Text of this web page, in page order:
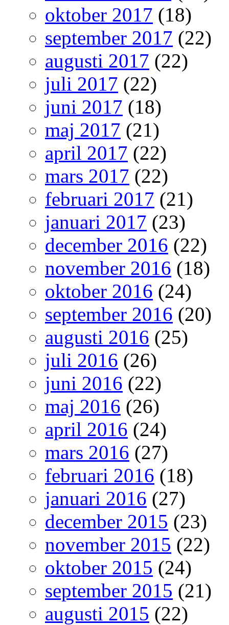
oktober 2017 (18)
september 2017 (22)
augusti 2017 (22)
juli 2017 (22)
juni 2017 (18)
maj 2017 (21)
april 2017 (22)
mars 2017 (22)
februari 2017 (21)
januari 2017 (23)
december 2016 (22)
november 2016 (18)
oktober 2016 (24)
september 2016 (20)
augusti 2016 (25)
juli 2016 (26)
juni 2016 (22)
maj 2016 (26)
april 2016 (24)
mars 2016 (27)
februari 2016 (18)
januari 2016 (27)
december 2015 (23)
november 2015 (22)
oktober 2015 (24)
september 2015 (21)
augusti 2015 (22)